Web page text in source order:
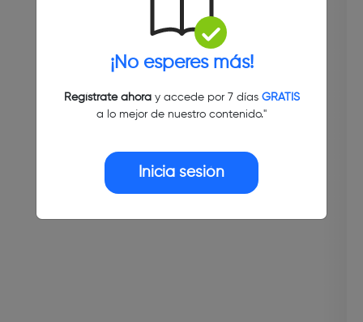
¡No esperes más!
Regístrate ahoray accede por 7 días GRATIS
a lo mejor de nuestro contenido."
Inicia sesión